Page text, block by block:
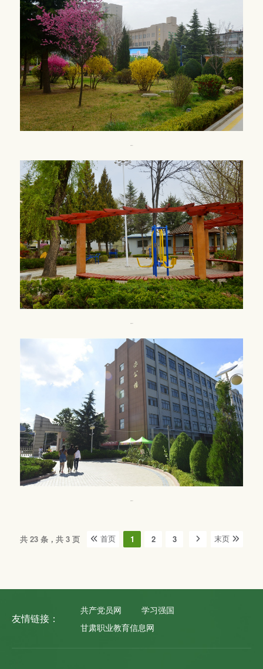
共 23 条，共 3 页 首页 1 2 3 末页
友情链接：
共产党员网
学习强国
甘肃职业教育信息网